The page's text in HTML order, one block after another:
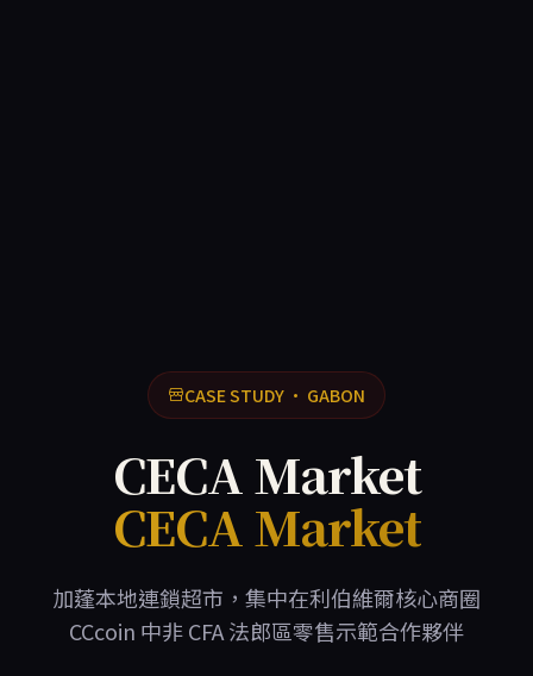
CASE STUDY · GABON
CECA Market
CECA Market
加蓬本地連鎖超市，集中在利伯維爾核心商圈
CCcoin 中非 CFA 法郎區零售示範合作夥伴